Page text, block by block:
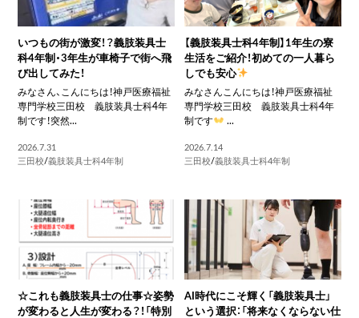
いつもの街が激変！？義肢装具士
科4年制・3年生が車椅子で街へ飛
び出してみた！
みなさん、こんにちは！神戸医療福祉
専門学校三田校 義肢装具士科4年
制です！突然...
2026.7.31
三田校/義肢装具士科4年制
【義肢装具士科4年制】1年生の寮
生活をご紹介！初めての一人暮ら
しでも安心
みなさんこんにちは！神戸医療福祉
専門学校三田校 義肢装具士科4年
制です
...
2026.7.14
三田校/義肢装具士科4年制
☆これも義肢装具士の仕事☆姿勢
が変わると人生が変わる？！「特別
AI時代にこそ輝く「義肢装具士」
という選択：「将来なくならない仕